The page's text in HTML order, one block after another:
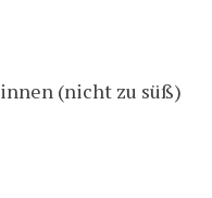
(nicht zu süß)